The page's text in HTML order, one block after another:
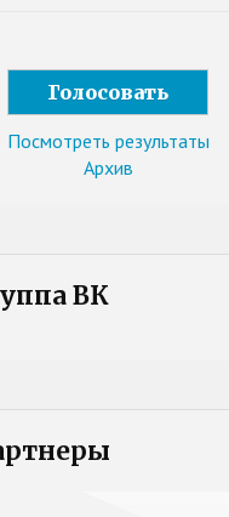
Посмотреть результаты
Архив
ВК